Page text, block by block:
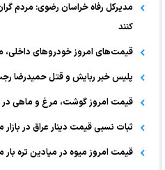
مدیرکل رفاه خراسان رضوی: مردم
کنند
قیمت‌های امروز خودرو‌های داخلی،
پلیس خبر ربایش و قتل حمیدرضا
قیمت امروز گوشت، مرغ و ماهی
ثبات نسبی قیمت دینار عراق در
قیمت امروز میوه در میادین تره